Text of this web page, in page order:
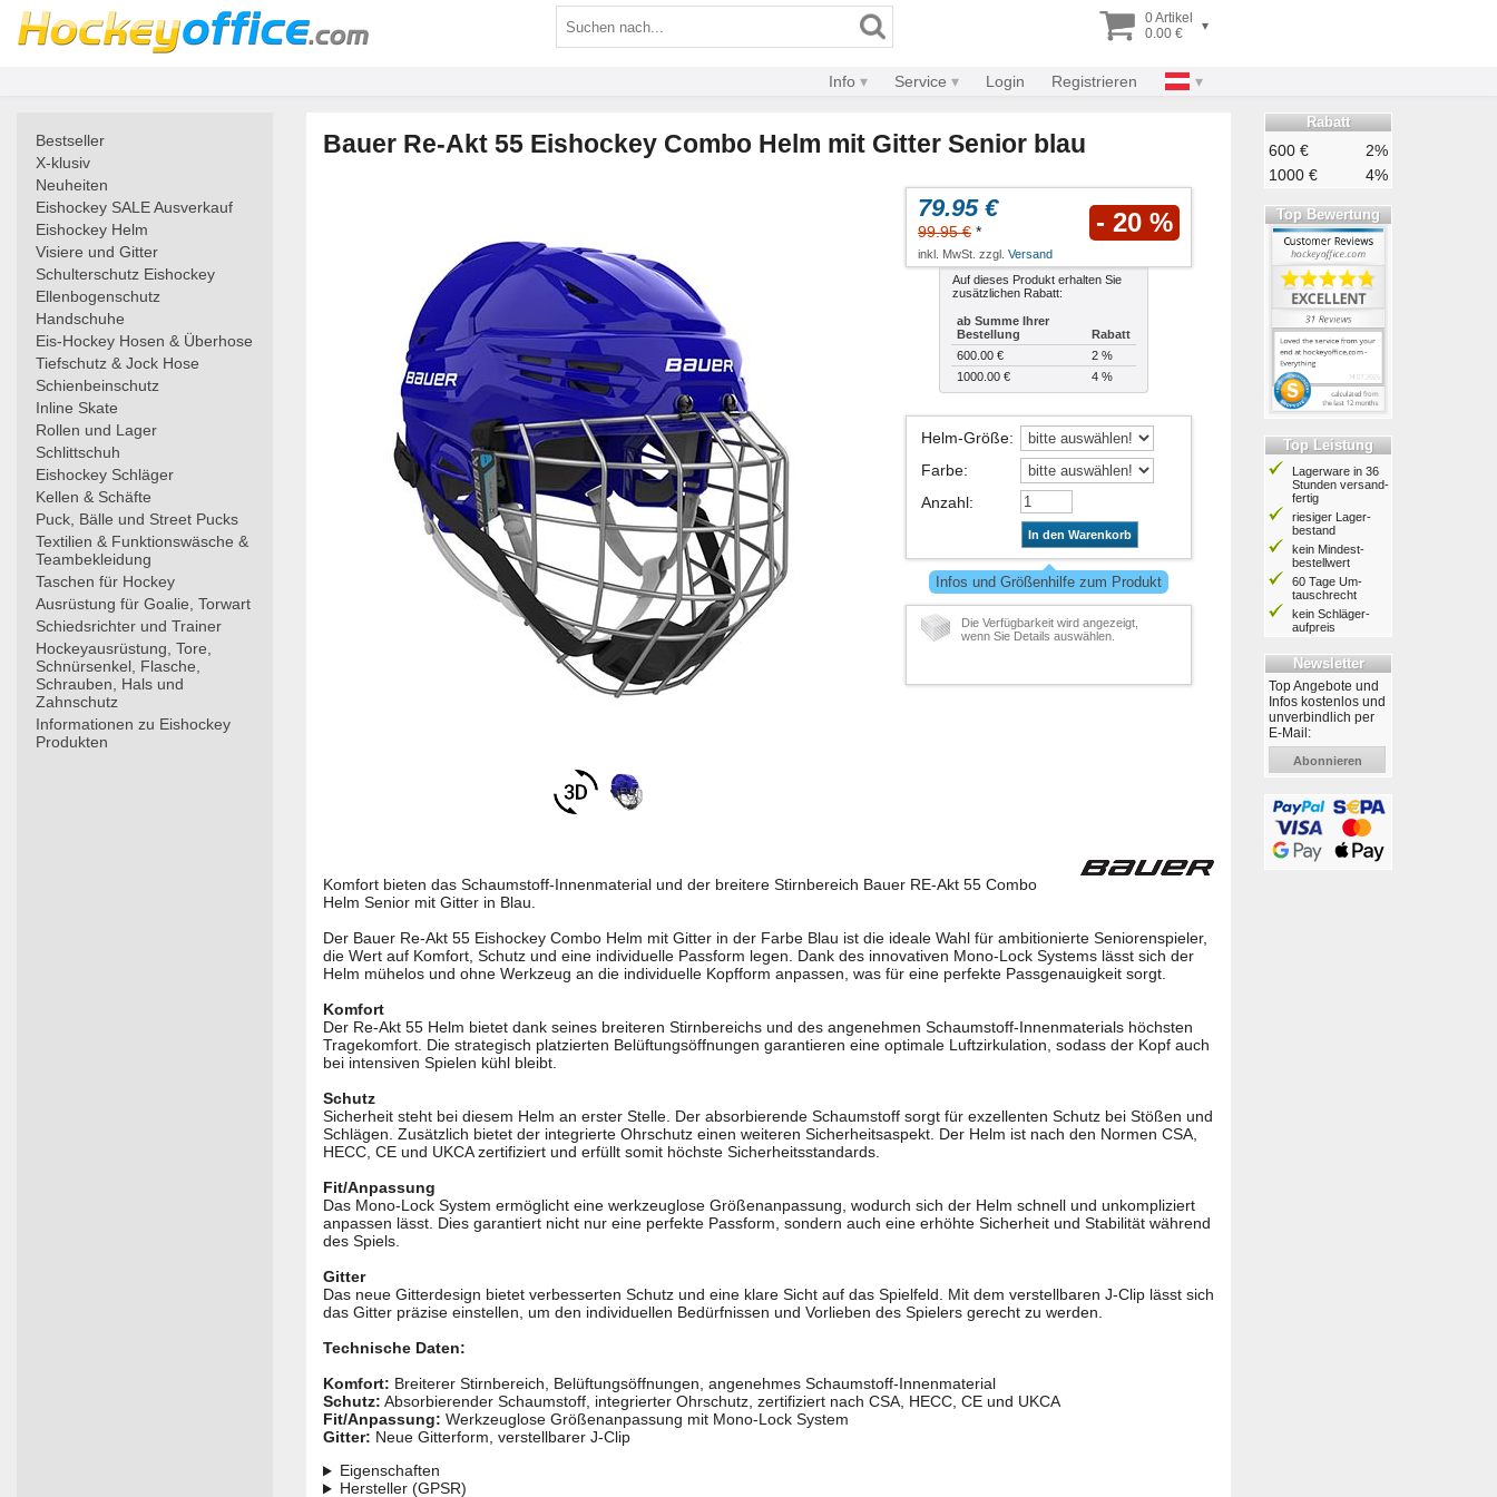
0 Artikel
0.00 €
▾
Info Service Login Registrieren
Bestseller
X-klusiv
Neuheiten
Eishockey SALE Ausverkauf
Eishockey Helm
Visiere und Gitter
Schulterschutz Eishockey
Ellenbogenschutz
Handschuhe
Eis-Hockey Hosen & Überhose
Tiefschutz & Jock Hose
Schienbeinschutz
Inline Skate
Rollen und Lager
Schlittschuh
Eishockey Schläger
Kellen & Schäfte
Puck, Bälle und Street Pucks
Textilien & Funktionswäsche &
Teambekleidung
Taschen für Hockey
Ausrüstung für Goalie, Torwart
Schiedsrichter und Trainer
Hockeyausrüstung, Tore,
Schnürsenkel, Flasche,
Schrauben, Hals und
Zahnschutz
Informationen zu Eishockey
Produkten
Bauer Re-Akt 55 Eishockey Combo Helm mit Gitter Senior blau
79.95 €
99.95 € * - 20 %
inkl. MwSt. zzgl. Versand
Auf dieses Produkt erhalten Sie
zusätzlichen Rabatt:
ab Summe Ihrer
Bestellung
Rabatt
600.00 €
2 %
1000.00 €
4 %
Helm-Größe:
Farbe:
Anzahl:
In den Warenkorb
Infos und Größenhilfe zum Produkt
Die Verfügbarkeit wird angezeigt,
wenn Sie Details auswählen.
Komfort bieten das Schaumstoff-Innenmaterial und der breitere Stirnbereich Bauer RE-Akt 55 Combo
Helm Senior mit Gitter in Blau.
Der Bauer Re-Akt 55 Eishockey Combo Helm mit Gitter in der Farbe Blau ist die ideale Wahl für ambitionierte Seniorenspieler,
die Wert auf Komfort, Schutz und eine individuelle Passform legen. Dank des innovativen Mono-Lock Systems lässt sich der
Helm mühelos und ohne Werkzeug an die individuelle Kopfform anpassen, was für eine perfekte Passgenauigkeit sorgt.
Komfort
Der Re-Akt 55 Helm bietet dank seines breiteren Stirnbereichs und des angenehmen Schaumstoff-Innenmaterials höchsten
Tragekomfort. Die strategisch platzierten Belüftungsöffnungen garantieren eine optimale Luftzirkulation, sodass der Kopf auch
bei intensiven Spielen kühl bleibt.
Schutz
Sicherheit steht bei diesem Helm an erster Stelle. Der absorbierende Schaumstoff sorgt für exzellenten Schutz bei Stößen und
Schlägen. Zusätzlich bietet der integrierte Ohrschutz einen weiteren Sicherheitsaspekt. Der Helm ist nach den Normen CSA,
HECC, CE und UKCA zertifiziert und erfüllt somit höchste Sicherheitsstandards.
Fit/Anpassung
Das Mono-Lock System ermöglicht eine werkzeuglose Größenanpassung, wodurch sich der Helm schnell und unkompliziert
anpassen lässt. Dies garantiert nicht nur eine perfekte Passform, sondern auch eine erhöhte Sicherheit und Stabilität während
des Spiels.
Gitter
Das neue Gitterdesign bietet verbesserten Schutz und eine klare Sicht auf das Spielfeld. Mit dem verstellbaren J-Clip lässt sich
das Gitter präzise einstellen, um den individuellen Bedürfnissen und Vorlieben des Spielers gerecht zu werden.
Technische Daten:
Komfort: Breiterer Stirnbereich, Belüftungsöffnungen, angenehmes Schaumstoff-Innenmaterial
Schutz: Absorbierender Schaumstoff, integrierter Ohrschutz, zertifiziert nach CSA, HECC, CE und UKCA
Fit/Anpassung: Werkzeuglose Größenanpassung mit Mono-Lock System
Gitter: Neue Gitterform, verstellbarer J-Clip
Eigenschaften
Hersteller (GPSR)
Rabatt
600 €
2%
1000 €
4%
Top Bewertung
Top Leistung
Lagerware in 36
Stunden ver­sand­
fertig
riesiger Lager­
bestand
kein Mindest­
bestell­wert
60 Tage Um­
tausch­recht
kein Schläger­
aufpreis
Newsletter
Top Angebote und
Infos kostenlos und
unverbindlich per
E-Mail:
Abonnieren